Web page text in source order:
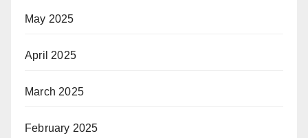
May 2025
April 2025
March 2025
February 2025